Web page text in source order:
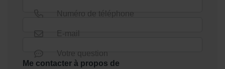
Numéro de téléphone
E-mail
Votre question
Me contacter à propos de